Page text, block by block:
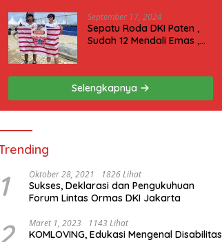
September 17, 2024
Sepatu Roda DKI Paten ,
Sudah 12 Mendali Emas ,
Selengkapnya
1 Oktober 28, 2021 1826 Lihat
Sukses, Deklarasi dan Pengukuhuan
Forum Lintas Ormas DKI Jakarta
2 Maret 1, 2023 1143 Lihat
KOMLOVING, Edukasi Mengenal Disabilitas